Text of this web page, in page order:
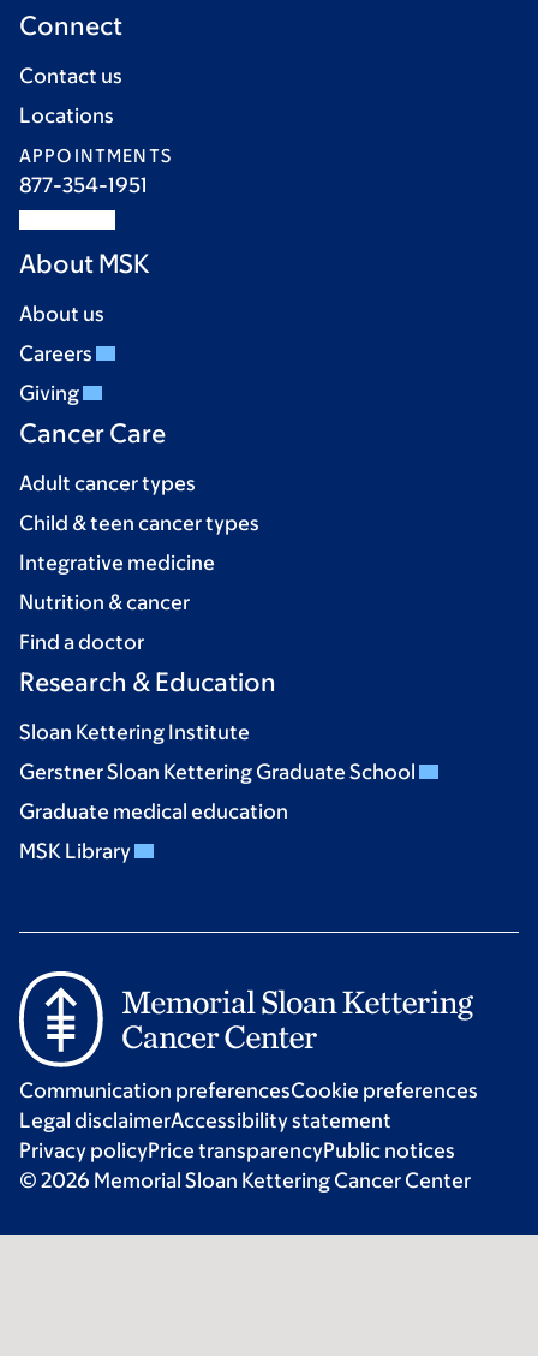
Connect
Contact us
Locations
APPOINTMENTS
877-354-1951
About MSK
About us
Careers
Giving
Cancer Care
Adult cancer types
Child & teen cancer types
Integrative medicine
Nutrition & cancer
Find a doctor
Research & Education
Sloan Kettering Institute
Gerstner Sloan Kettering Graduate School
Graduate medical education
MSK Library
Communication preferencesCookie preferences
Legal disclaimerAccessibility statement
Privacy policyPrice transparencyPublic notices
© 2026 Memorial Sloan Kettering Cancer Center